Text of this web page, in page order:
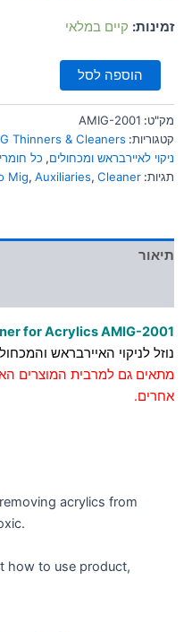
זמינות: קיים במלאי
הוספה לסל
מק"ט: AMIG-2001
קטגוריות: Thinners & Cleaners
ניקוי לאיירבראש ומכחולים, כל
תגיות:
Mig, Auxiliaries, Cleaner
תיאור
for Acrylics AMIG-2001
נוזל לניקוי האיירבראש
מתאים גם למרבית המוצרים
אחרים.
acrylics from
how to use product,